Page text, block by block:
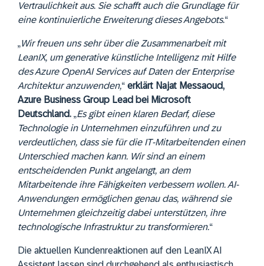
Vertraulichkeit aus. Sie schafft auch die Grundlage für
eine kontinuierliche Erweiterung dieses Angebots.“
„Wir freuen uns sehr über die Zusammenarbeit mit
LeanIX, um generative künstliche Intelligenz mit Hilfe
des Azure OpenAI Services auf Daten der Enterprise
Architektur anzuwenden,“ erklärt Najat Messaoud,
Azure Business Group Lead bei Microsoft
Deutschland. „Es gibt einen klaren Bedarf, diese
Technologie in Unternehmen einzuführen und zu
verdeutlichen, dass sie für die IT-Mitarbeitenden einen
Unterschied machen kann. Wir sind an einem
entscheidenden Punkt angelangt, an dem
Mitarbeitende ihre Fähigkeiten verbessern wollen. AI-
Anwendungen ermöglichen genau das, während sie
Unternehmen gleichzeitig dabei unterstützen, ihre
technologische Infrastruktur zu transformieren.“
Die aktuellen Kundenreaktionen auf den LeanIX AI